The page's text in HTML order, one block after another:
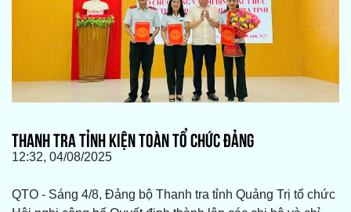
THANH TRA TỈNH KIỆN TOÀN TỔ CHỨC ĐẢNG
12:32, 04/08/2025
QTO - Sáng 4/8, Đảng bộ Thanh tra tỉnh Quảng Trị tổ chức